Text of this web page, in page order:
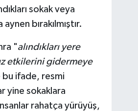
sokak veya
bırakılmıştır.
"alındıkları yere
etkilerini gidermeye
bu ifade, resmi
yine sokaklara
rahatça yürüyüş,